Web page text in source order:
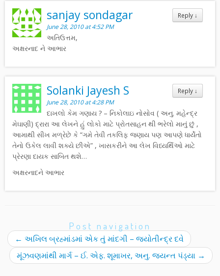
Reply ↓
sanjay sondagar
June 28, 2010 at 4:52 PM
અતિઉત્તમ,
અક્ષરનાદ ને આભાર
Reply ↓
Solanki Jayesh S
June 28, 2010 at 4:28 PM
દાખલો કેમ ગણાય ? – નિકોલાઇ નોસોવ ( અનુ. મહેન્દ્ર
મેઘાણી) દ્રારા આ લેખને હું લોકો માટે પ્રોતસાહન થી ભરેલો માનું છું ,
આમાથી સીખ મળ્રેછે કે “ગમે તેવી તકલિફ જણાય પણ આપણે ધાર્યેતો
તેનો ઉકેલ લાવી શક્યે છીએ” , ખાસકરીને આ લેખ વિધ્યર્થિઓ માટે
પ્રેરણા દાયક સાબિત થશે…
અક્ષરનાદને આભાર
Post navigation
← અખિલ બ્રહ્માંડમાં એક તું માંદગી – જ્યોતીન્દ્ર દવે
મૂંઝવણમાંથી માર્ગ – ઈ. એફ. શૂમાખર, અનુ. જયન્ત પંડ્યા →